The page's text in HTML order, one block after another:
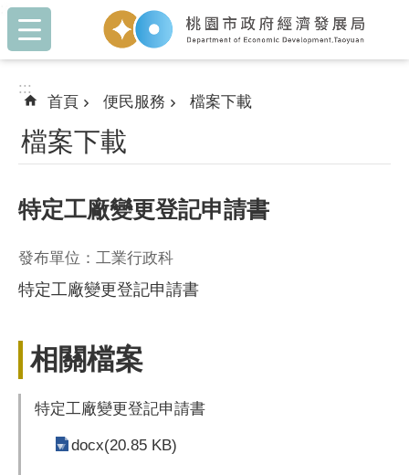
跳到主要內容區塊
:::
:::
首頁 便民服務 檔案下載
檔案下載
特定工廠變更登記申請書
發布單位：工業行政科
特定工廠變更登記申請書
相關檔案
特定工廠變更登記申請書
docx(20.85 KB)